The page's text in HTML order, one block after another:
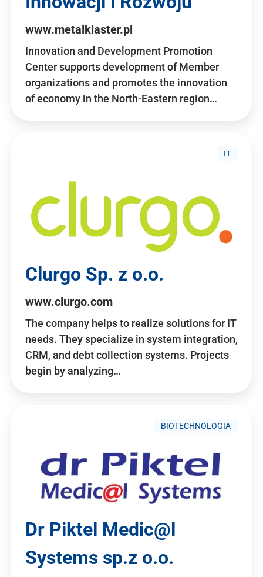
www.metalklaster.pl
Innovation and Development Promotion
Center supports development of Member
organizations and promotes the innovation
of economy in the North-Eastern region…
IT
Clurgo Sp. z o.o.
www.clurgo.com
The company helps to realize solutions for IT
needs. They specialize in system integration,
CRM, and debt collection systems. Projects
begin by analyzing…
BIOTECHNOLOGIA
Dr Piktel Medic@l
Systems sp.z o.o.